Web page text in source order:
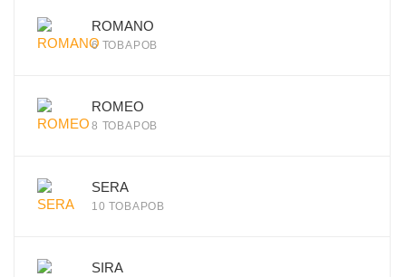
ROMANO
6 ТОВАРОВ
ROMEO
8 ТОВАРОВ
SERA
10 ТОВАРОВ
SIRA